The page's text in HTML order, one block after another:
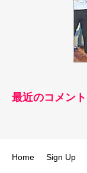
最近のコメント
Home Sign Up